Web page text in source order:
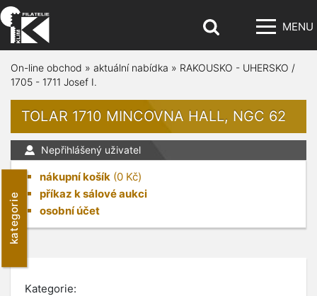
MENU
kategorie
On-line obchod » aktuální nabídka » RAKOUSKO - UHERSKO /
1705 - 1711 Josef I.
TOLAR 1710 MINCOVNA HALL, NGC 62
Nepřihlášený uživatel
nákupní košík (0 Kč)
příkaz k sálové aukci
osobní účet
Kategorie: